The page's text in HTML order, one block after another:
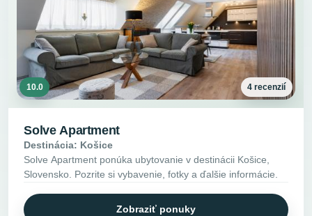
10.0 4 recenzií
Solve Apartment
Destinácia: Košice
Solve Apartment ponúka ubytovanie v destinácii Košice,
Slovensko. Pozrite si vybavenie, fotky a ďalšie informácie.
Zobraziť ponuky